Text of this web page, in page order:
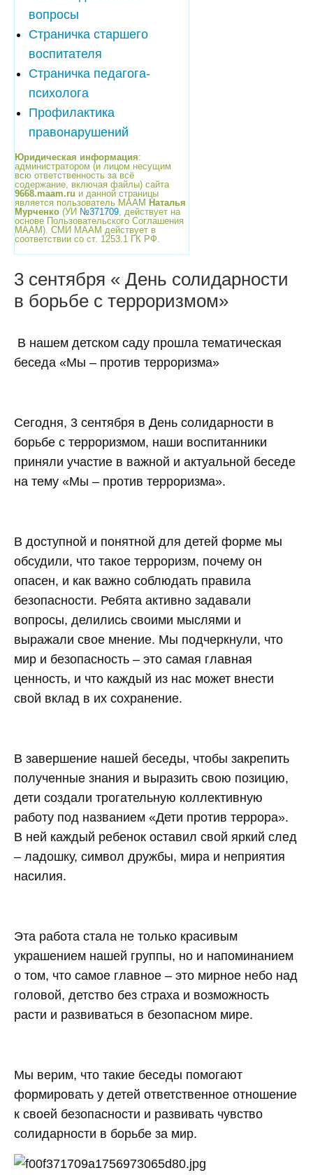
вопросы
Страничка старшего
воспитателя
Страничка педагога-
психолога
Профилактика
правонарушений
Юридическая информация:
администратором (и лицом несущим
всю ответственность за всё
содержание, включая файлы) сайта
9668.maam.ru и данной страницы
является пользователь МААМ Наталья
Мурченко (УИ №371709, действует на
основе Пользовательского Соглашения
МААМ). СМИ МААМ действует в
соответствии со ст. 1253.1 ГК РФ.
3 сентября « День солидарности
в борьбе с терроризмом»
В нашем детском саду прошла тематическая
беседа «Мы – против терроризма»
Сегодня, 3 сентября в День солидарности в
борьбе с терроризмом, наши воспитанники
приняли участие в важной и актуальной беседе
на тему «Мы – против терроризма».
В доступной и понятной для детей форме мы
обсудили, что такое терроризм, почему он
опасен, и как важно соблюдать правила
безопасности. Ребята активно задавали
вопросы, делились своими мыслями и
выражали свое мнение. Мы подчеркнули, что
мир и безопасность – это самая главная
ценность, и что каждый из нас может внести
свой вклад в их сохранение.
В завершение нашей беседы, чтобы закрепить
полученные знания и выразить свою позицию,
дети создали трогательную коллективную
работу под названием «Дети против террора».
В ней каждый ребенок оставил свой яркий след
– ладошку, символ дружбы, мира и неприятия
насилия.
Эта работа стала не только красивым
украшением нашей группы, но и напоминанием
о том, что самое главное – это мирное небо над
головой, детство без страха и возможность
расти и развиваться в безопасном мире.
Мы верим, что такие беседы помогают
формировать у детей ответственное отношение
к своей безопасности и развивать чувство
солидарности в борьбе за мир.